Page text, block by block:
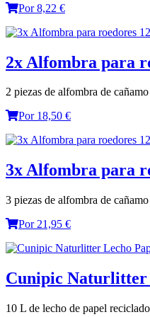
Por 8,22 €
2x Alfombra para
2 piezas de alfombra de
Por 18,50 €
3x Alfombra para
3 piezas de alfombra de
Por 21,95 €
Cunipic Naturlitter
10 L de lecho de papel